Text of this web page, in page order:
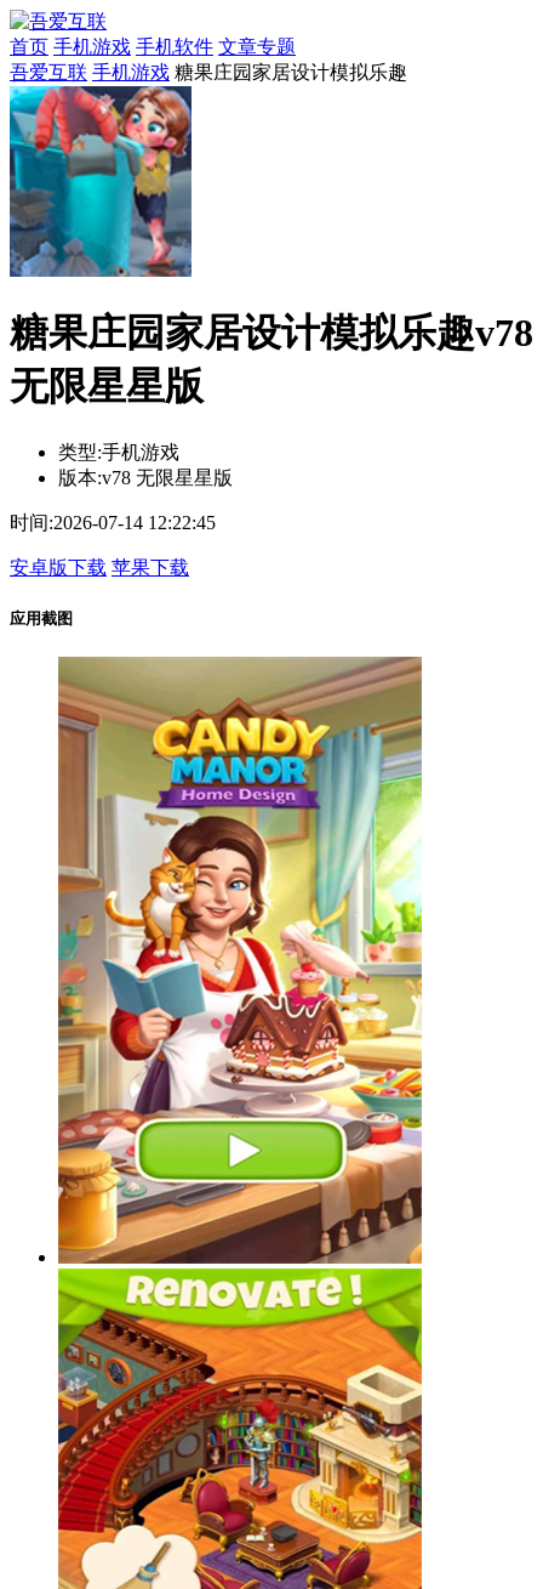
首页 手机游戏 手机软件 文章专题
吾爱互联 手机游戏 糖果庄园家居设计模拟乐趣
糖果庄园家居设计模拟乐趣v78
无限星星版
类型:手机游戏
版本:v78 无限星星版
时间:2026-07-14 12:22:45
安卓版下载 苹果下载
应用截图